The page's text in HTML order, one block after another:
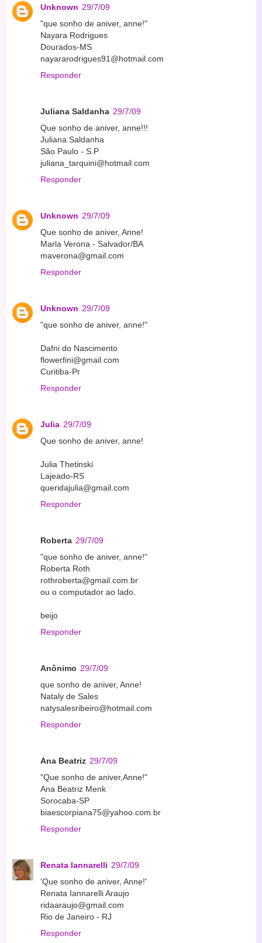
Unknown 29/7/09
"que sonho de aniver, anne!"
Nayara Rodrigues
Dourados-MS
nayararodrigues91@hotmail.com
Responder
Juliana Saldanha 29/7/09
Que sonho de aniver, anne!!!
Juliana Saldanha
São Paulo - S.P
juliana_tarquini@hotmail.com
Responder
Unknown 29/7/09
Que sonho de aniver, Anne!
Marla Verona - Salvador/BA
maverona@gmail.com
Responder
Unknown 29/7/09
"que sonho de aniver, anne!"
Dafni do Nascimento
flowerfini@gmail.com
Curitiba-Pr
Responder
Julia 29/7/09
Que sonho de aniver, anne!
Julia Thetinski
Lajeado-RS
queridajulia@gmail.com
Responder
Roberta 29/7/09
"que sonho de aniver, anne!"
Roberta Roth
rothroberta@gmail.com.br
ou o computador ao lado.
beijo
Responder
Anônimo 29/7/09
que sonho de aniver, Anne!
Nataly de Sales
natysalesribeiro@hotmail.com
Responder
Ana Beatriz 29/7/09
"Que sonho de aniver,Anne!"
Ana Beatriz Menk
Sorocaba-SP
biaescorpiana75@yahoo.com.br
Responder
Renata Iannarelli 29/7/09
'Que sonho de aniver, Anne!'
Renata Iannarelli Araujo
ridaaraujo@gmail.com
Rio de Janeiro - RJ
Responder